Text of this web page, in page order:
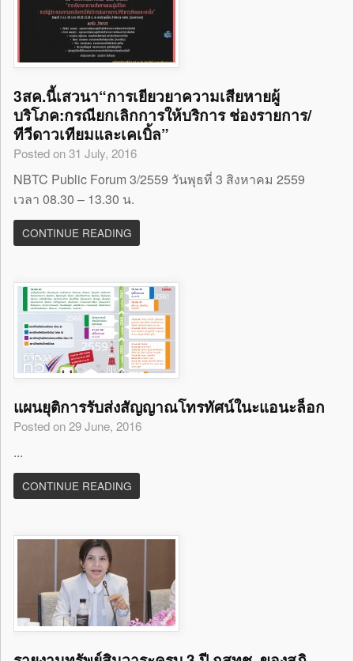
3สค.นี้เสวนา“การเยียวยาความเสียหายผู้
บริโภค:กรณียกเลิกการให้บริการ ช่องรายการ/
ทีวีดาวเทียมและเคเบิ้ล”
Posted on 31 July, 2016
NBTC Public Forum 3/2559 วันพุธที่ 3 สิงหาคม 2559
เวลา 08.30 – 13.30 น.
CONTINUE READING
แผนยุติการรับส่งสัญญาณโทรทัศน์ในะแอนะล็อก
Posted on 29 June, 2016
...
CONTINUE READING